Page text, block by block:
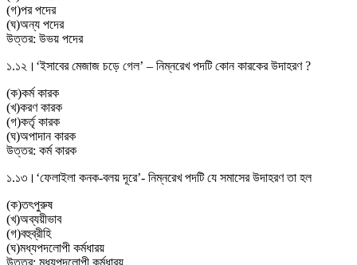
(গ)পর পদের
(ঘ)অন্য পদের
উত্তর: উভয় পদের
১.১২। ‘ইসাবের মেজাজ চড়ে গেল’ – নিম্নরেখ পদটি কোন কারকের উদাহরণ ?
(ক)কর্ম কারক
(খ)করণ কারক
(গ)কর্তৃ কারক
(ঘ)অপাদান কারক
উত্তর: কর্ম কারক
১.১৩। ‘ফেলাইলা কনক-বলয় দূরে’- নিম্নরেখ পদটি যে সমাসের উদাহরণ তা হল
(ক)তৎপুরুষ
(খ)অব্যয়ীভাব
(গ)বহুব্রীহি
(ঘ)মধ্যপদলােপী কর্মধারয়
উত্তর: মধ্যপদলােপী কর্মধারয়